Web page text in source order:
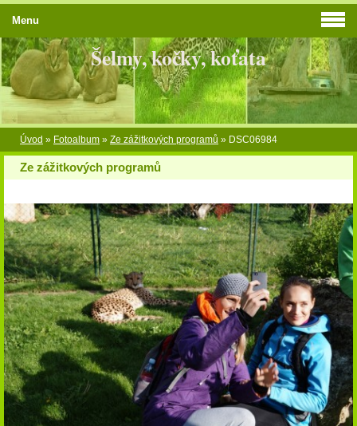
Šelmy, kočky, koťata
Úvod » Fotoalbum » Ze zážitkových programů » DSC06984
Ze zážitkových programů
Menu